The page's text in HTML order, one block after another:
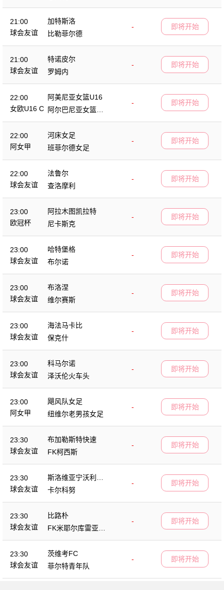
21:00
球会友谊
加特斯洛
-
比勒菲尔德
即将开始
21:00
球会友谊
特诺皮尔
-
罗姆内
即将开始
22:00
女欧U16 C
阿美尼亚女篮U16
-
阿尔巴尼亚女篮U1
6
即将开始
22:00
阿女甲
河床女足
-
班菲尔德女足
即将开始
22:00
球会友谊
法鲁尔
-
查洛摩利
即将开始
23:00
欧冠杯
阿拉木图凯拉特
-
尼卡斯克
即将开始
23:00
球会友谊
哈特堡格
-
布尔诺
即将开始
23:00
球会友谊
布洛涅
-
维尔赛斯
即将开始
23:00
球会友谊
海法马卡比
-
保克什
即将开始
23:00
球会友谊
科马尔诺
-
泽沃伦火车头
即将开始
23:00
阿女甲
飓风队女足
-
纽维尔老男孩女足
即将开始
23:30
球会友谊
布加勒斯特快速
-
FK柯西斯
即将开始
23:30
球会友谊
斯洛维亚宁沃利博
茨
-
卡尔科努
即将开始
23:30
球会友谊
比路朴
-
FK米耶尔库雷亚丘
克
即将开始
23:30
球会友谊
茨维考FC
-
菲尔特青年队
即将开始